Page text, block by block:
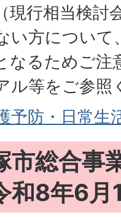
現行相当検討
い方について
なるためご注
ル等をご参照
予防・日常生
市総合事
和8年6月